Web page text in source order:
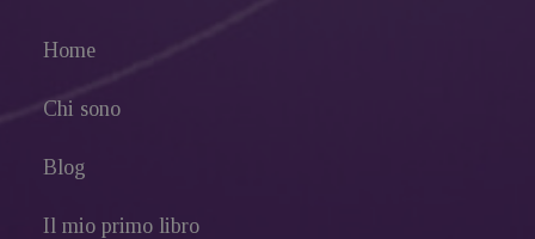
Home
Chi sono
Blog
Il mio primo libro